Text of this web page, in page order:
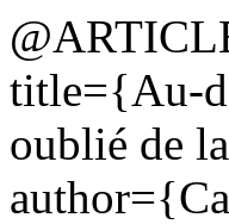
title={Au-
oublié de